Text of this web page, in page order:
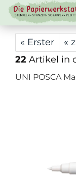
« Erster «
22 Artikel in
UNI POSCA